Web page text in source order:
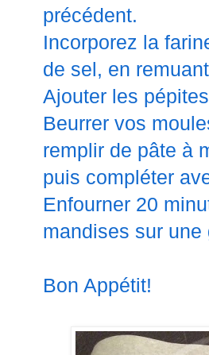
précédent.
Incorporez la
de sel, en
Ajouter les
Beurrer vos
remplir de pâte à
puis compléter
Enfourner 20
mandises sur une
Bon Appétit!